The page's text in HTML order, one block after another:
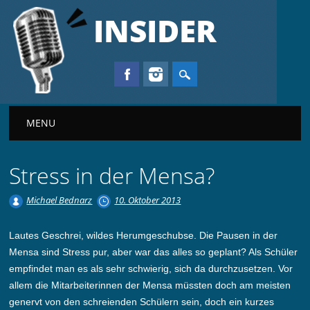
INSIDER
Main menu
MENU
Stress in der Mensa?
Michael Bednarz 10. Oktober 2013
Lautes Geschrei, wildes Herumgeschubse. Die Pausen in der
Mensa sind Stress pur, aber war das alles so geplant? Als Schüler
empfindet man es als sehr schwierig, sich da durchzusetzen. Vor
allem die Mitarbeiterinnen der Mensa müssten doch am meisten
genervt von den schreienden Schülern sein, doch ein kurzes